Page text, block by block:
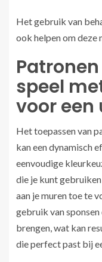
Het gebruik van
ook helpen om deze
speel
voor een
Het toepassen van
kan een dynamisch
eenvoudige
die je kunt
aan je muren toe te
gebruik van
brengen, wat kan
die perfect past bij